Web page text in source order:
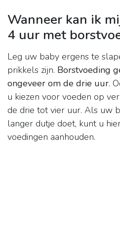
Wanneer kan ik
4 uur met
Leg uw baby ergens te
prikkels zijn. Borstvoeding
ongeveer om de drie uur.
u kiezen voor voeden op
de drie tot vier uur. Als uw
langer dutje doet, kunt u
voedingen aanhouden.